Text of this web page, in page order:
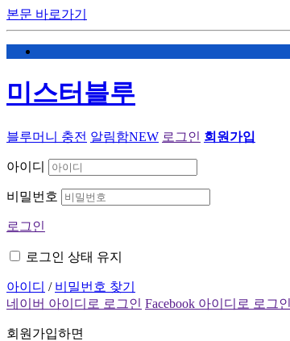
본문 바로가기
미스터블루
블루머니 충전 알림함NEW 로그인 회원가입
아이디
비밀번호
로그인
로그인 상태 유지
아이디 / 비밀번호 찾기
네이버 아이디로 로그인 Facebook 아이디로 로그인
회원가입하면